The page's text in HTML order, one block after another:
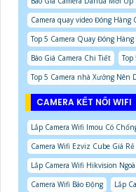
Camera quay video Đóng Hàng
Top 5 Camera Quay Đóng
Báo Giá Camera Chi Tiết
Top
Top 5 Camera nhà Xưởng Nên
CAMERA KẾT NỐI WIFI
Lắp Camera Wifi Imou Có
Camera Wifi Ezviz Cube Giá Rẻ
Lắp Camera Wifi Hikvision
Camera Wifi Báo Động
Lắp